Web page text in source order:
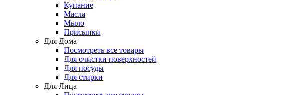
Купание
Масла
Мыло
Присыпки
Для Дома
Посмотреть все товары
Для очистки поверхностей
Для посуды
Для стирки
Для Лица